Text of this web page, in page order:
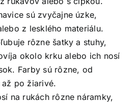
sú zvyčajne úzke,
z lesklého materiálu.
rôzne šatky a stuhy,
okolo krku alebo ich nosí
Farby sú rôzne, od
po žiarivé.
na rukách rôzne náramky,